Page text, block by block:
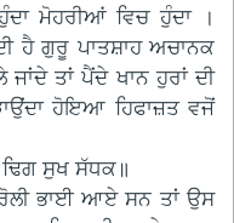
ਮੋਹਰੀਆਂ ਵਿਚ ਹੁੰਦਾ ।
ਹੈ ਗੁਰੂ ਪਾਤਸ਼ਾਹ ਅਚਾਨਕ
ਤਾਂ ਪੈਂਦੇ ਖਾਨ ਹੁਰਾਂ ਦੀ
ਹੋਇਆ ਹਿਫਾਜ਼ਤ ਵਜੋਂ
ਸੁਖ ਸੱਧਕ॥
ਭਾਈ ਆਏ ਸਨ ਤਾਂ ਉਸ